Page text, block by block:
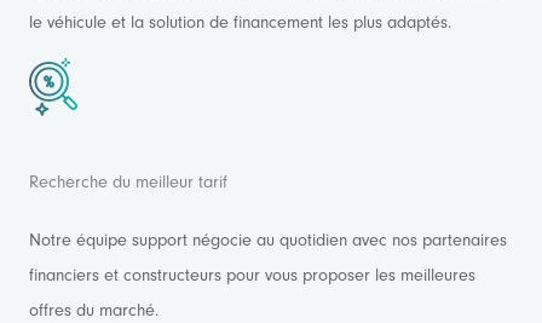
le véhicule et la solution de financement les plus adaptés.
Recherche du meilleur tarif
Notre équipe support négocie au quotidien avec nos partenaires
financiers et constructeurs pour vous proposer les meilleures
offres du marché.